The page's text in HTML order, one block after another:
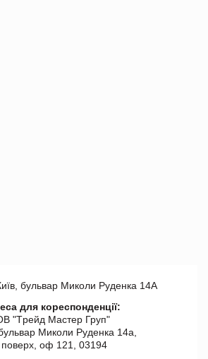
бульвар Миколи Руденка 14А
для кореспонденції:
"Tрейд Мастер Груп"
Миколи Руденка 14а,
поверх, оф 121, 03194